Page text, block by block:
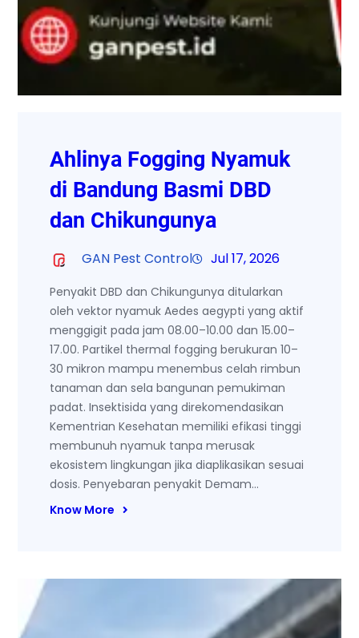
Ahlinya Fogging Nyamuk
di Bandung Basmi DBD
dan Chikungunya
GAN Pest Control Jul 17, 2026
Penyakit DBD dan Chikungunya ditularkan
oleh vektor nyamuk Aedes aegypti yang aktif
menggigit pada jam 08.00–10.00 dan 15.00–
17.00. Partikel thermal fogging berukuran 10–
30 mikron mampu menembus celah rimbun
tanaman dan sela bangunan pemukiman
padat. Insektisida yang direkomendasikan
Kementrian Kesehatan memiliki efikasi tinggi
membunuh nyamuk tanpa merusak
ekosistem lingkungan jika diaplikasikan sesuai
dosis. Penyebaran penyakit Demam…
Know More